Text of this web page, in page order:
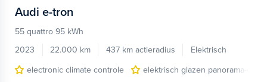
Audi e-tron
55 quattro 95 kWh
2023
22.000 km 437 km actieradius
Elektrisch
electronic climate controle
elektrisch glazen panorama-dak